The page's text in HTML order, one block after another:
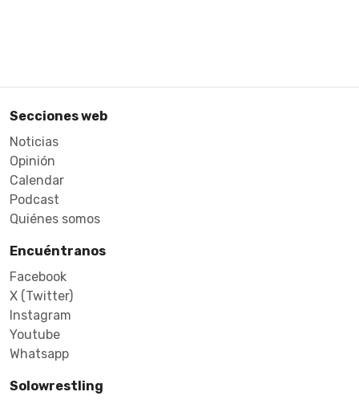
Secciones web
Noticias
Opinión
Calendar
Podcast
Quiénes somos
Encuéntranos
Facebook
X (Twitter)
Instagram
Youtube
Whatsapp
Solowrestling